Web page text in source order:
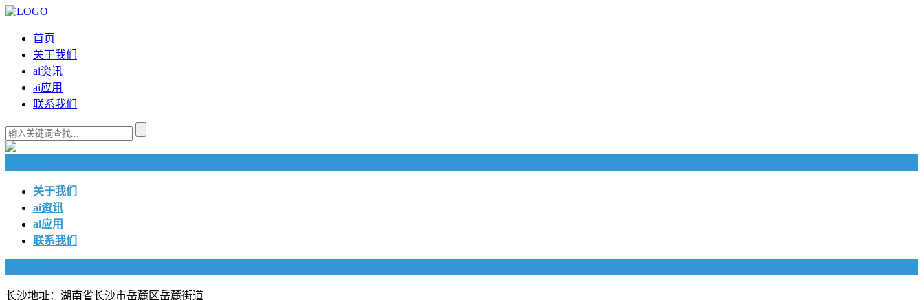
首页
关于我们
ai资讯
ai应用
联系我们
关于我们
ai资讯
ai应用
联系我们
长沙地址：湖南省长沙市岳麓区岳麓街道